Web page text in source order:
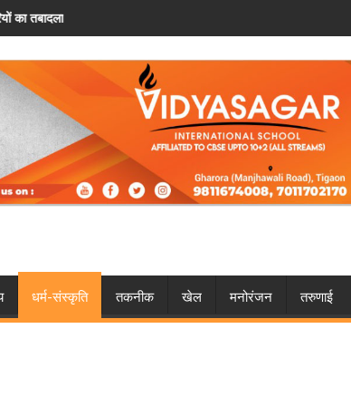
वोटर लिस्ट में नाम नहीं है? 30 अगस्त तक करें आवेदन
धर्म-संस्कृति तकनीक खेल मनोरंजन तरुणाई